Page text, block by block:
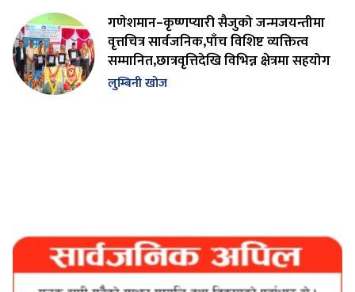
गणेशमान–कृष्णप्यारी सैजुको जन्मजयन्तीमा
वृत्तचित्र सार्वजनिक,पाँच विशिष्ट व्यक्तित्व
सम्मानित,छात्रवृत्तिदेखि विभिन्न क्षेत्रमा सहयोग
लुम्बिनी खोज